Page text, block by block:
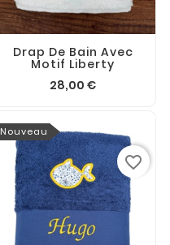
Drap De Bain Avec
Motif Liberty
28,00 €
Nouveau
favorite_border